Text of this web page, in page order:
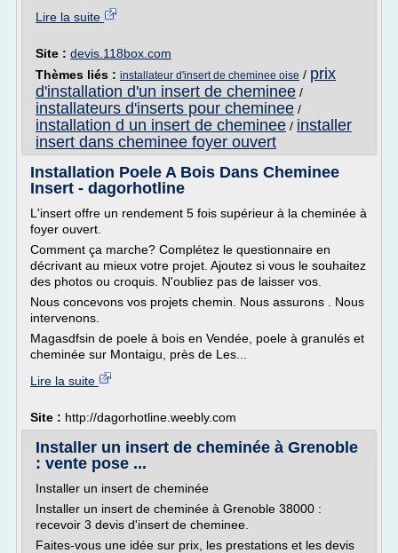
Lire la suite
Site : devis.118box.com
Thèmes liés : installateur d'insert de cheminee oise / prix
d'installation d'un insert de cheminee /
installateurs d'inserts pour cheminee /
installation d un insert de cheminee / installer
insert dans cheminee foyer ouvert
Installation Poele A Bois Dans Cheminee
Insert - dagorhotline
L'insert offre un rendement 5 fois supérieur à la cheminée à
foyer ouvert.
Comment ça marche? Complétez le questionnaire en
décrivant au mieux votre projet. Ajoutez si vous le souhaitez
des photos ou croquis. N'oubliez pas de laisser vos.
Nous concevons vos projets chemin. Nous assurons . Nous
intervenons.
Magasdfsin de poele à bois en Vendée, poele à granulés et
cheminée sur Montaigu, près de Les...
Lire la suite
Site : http://dagorhotline.weebly.com
Installer un insert de cheminée à Grenoble
: vente pose ...
Installer un insert de cheminée
Installer un insert de cheminée à Grenoble 38000 :
recevoir 3 devis d'insert de cheminee.
Faites-vous une idée sur prix, les prestations et les devis